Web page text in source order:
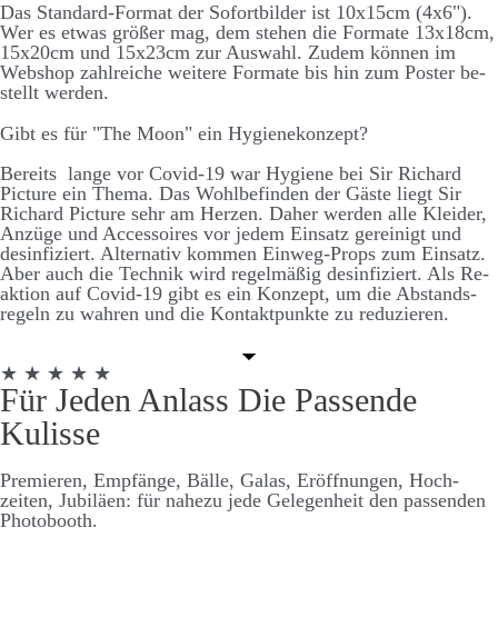
Das Standard-Format der Sofort­bilder ist 10x15cm (4x6").
Wer es etwas größer mag, dem stehen die Formate 13x18cm,
15x20cm und 15x23cm zur Aus­wahl. Zudem können im
Web­shop zahl­reiche weitere Formate bis hin zum Poster be­
stellt werden.
Gibt es für "The Moon" ein Hygiene­konzept?
Bereits lange vor Covid-19 war Hygiene bei Sir Richard
Picture ein Thema. Das Wohl­be­finden der Gäste liegt Sir
Richard Picture sehr am Herzen. Daher werden alle Kleider,
An­züge und Accessoires vor jedem Ein­satz ge­reinigt und
des­infiz­iert. Alternativ kommen Ein­weg-Props zum Ein­satz.
Aber auch die Technik wird regel­mäßig des­infiziert. Als Re­
aktion auf Covid-19 gibt es ein Konzept, um die Ab­stands­
regeln zu wahren und die Kontakt­punkte zu re­duzieren.
★ ★ ★ ★ ★
Für Jeden Anlass Die Passende
Kulisse
Premieren, Empfänge, Bälle, Galas, Er­öffnungen, Hoch­
zeiten, Jubiläen: für nahezu jede Ge­legen­heit den passenden
Photo­booth.